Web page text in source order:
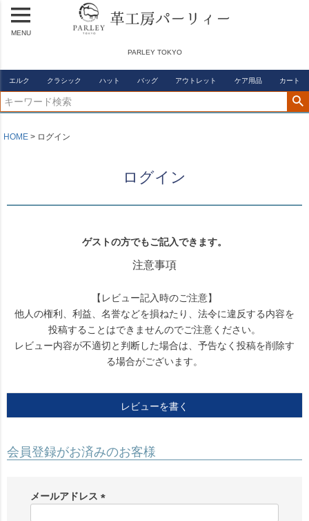
PARLEY TOKYO
MENU
エルク クラシック ハット バッグ アウトレット ケア用品 カート
HOME ログイン
ログイン
ゲストの方でもご記入できます。
注意事項
【レビュー記入時のご注意】
他人の権利、利益、名誉などを損ねたり、法令に違反する内容を
投稿することはできませんのでご注意ください。
レビュー内容が不適切と判断した場合は、予告なく投稿を削除す
る場合がございます。
レビューを書く
会員登録がお済みのお客様
メールアドレス